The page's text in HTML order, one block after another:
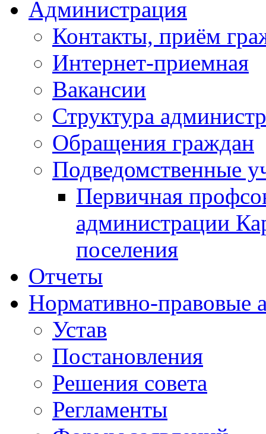
Администрация
Контакты, приём
Интернет-приемная
Вакансии
Структура
Обращения граждан
Подведомственные
Первичная
администрации
поселения
Отчеты
Нормативно-правовые
Устав
Постановления
Решения совета
Регламенты